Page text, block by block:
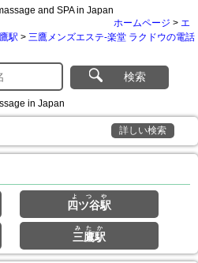
and SPA in Japan
ホームページ > エ
駅 > 三鷹メンズエステ-楽堂 ラクドウの電話
検索
in Japan
詳しい検索
四ツ谷駅
よつや
三鷹駅
みたか